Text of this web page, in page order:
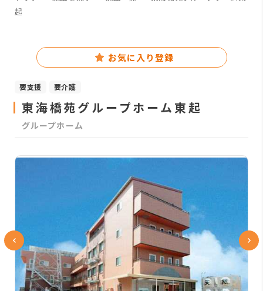
起
お気に入り登録
要支援 要介護
東海橋苑グループホーム東起
グループホーム